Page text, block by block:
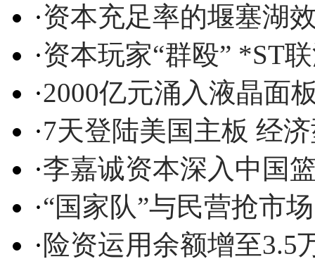
·资本充足率的堰塞湖
·资本玩家“群殴” *ST
·2000亿元涌入液晶面
·7天登陆美国主板 经
·李嘉诚资本深入中国
·“国家队”与民营抢市
·险资运用余额增至3.5